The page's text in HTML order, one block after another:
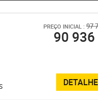
PREÇO INICIAL : 97
90 936
DETALHE